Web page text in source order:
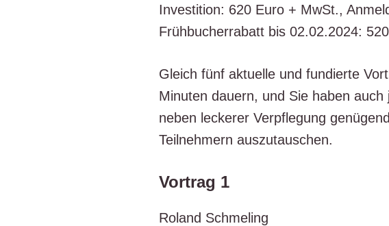
Inves­ti­ti­on: 620 Euro + MwSt.,
Früh­bu­cher­ra­batt bis 02.02.2024:
Gleich fünf aktu­el­le und fun­dier­te
Minu­ten dau­ern, und Sie haben
neben lecke­rer Ver­pfle­gung
Teil­neh­mern auszutauschen.
Vortrag 1
Roland Schme­ling